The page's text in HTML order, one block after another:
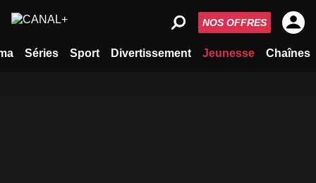
Séries Sport Divertissement Jeunesse Chaînes
NOS OFFRES